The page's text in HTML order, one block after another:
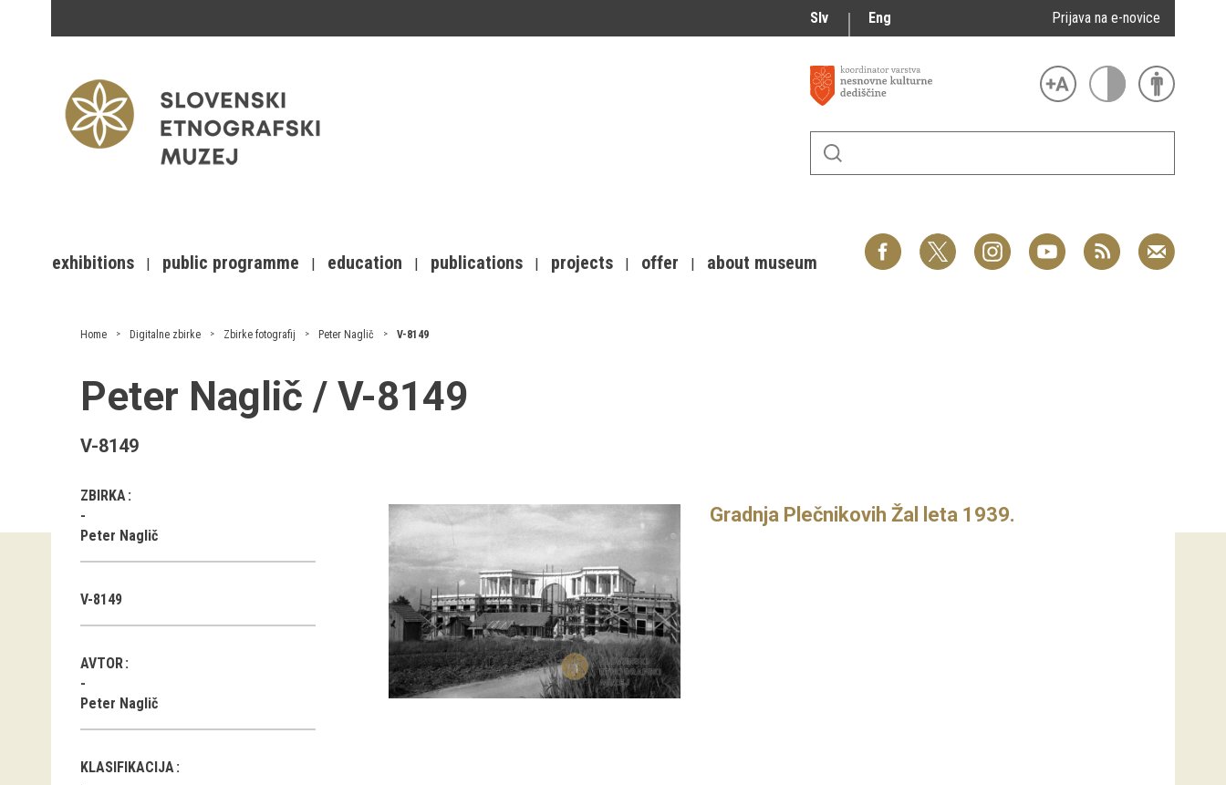
Slv Eng Prijava na e-novice
exhibitions public programme education publications projects offer about museum
Home Digitalne zbirke Zbirke fotografij Peter Naglič V-8149
Peter Naglič / V-8149
V-8149
ZBIRKA
Peter Naglič
V-8149
AVTOR
Peter Naglič
KLASIFIKACIJA
Gradnja Plečnikovih Žal leta 1939.